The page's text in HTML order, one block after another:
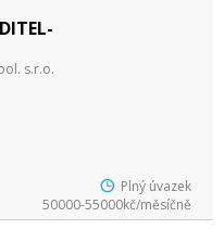
s.r.o.
Plný úvazek
50000-55000kč/měsíčně